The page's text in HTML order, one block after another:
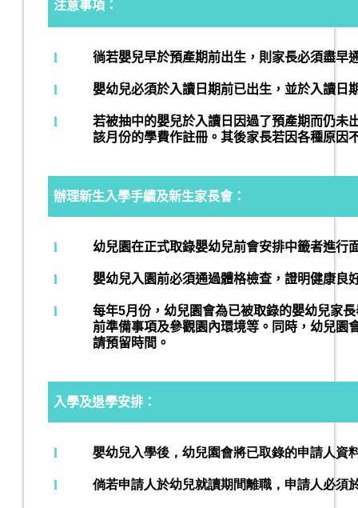
注意事項：
l 徜若嬰兒早於預產期前出生，則家長必須盡早
l 嬰幼兒必須於入讀日期前已出生，並於入讀日
l
若被抽中的嬰兒於入讀日因過了預產期而仍未
該月份的學費作註冊。其後家長若因各種原因
辦理新生入學手續及新生家長會：
l 幼兒園在正式取錄嬰幼兒前會安排中籤者進行
l 嬰幼兒入園前必須通過體格檢查，證明健康良
l
每年5月份，幼兒園會為已被取錄的嬰幼兒家
前準備事項及參觀園內環境等。同時，幼兒園
請預留時間。
入學及退學安排：
l 嬰幼兒入學後，幼兒園會將已取錄的申請人資
l 倘若申請人於幼兒就讀期間離職，申請人必須